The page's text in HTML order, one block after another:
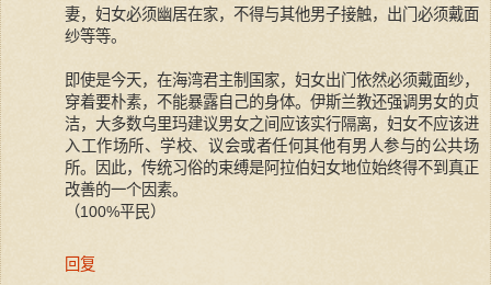
妻，妇女必须幽居在家，不得与其他男子接触，出门必须戴面
纱等等。
即使是今天，在海湾君主制国家，妇女出门依然必须戴面纱，
穿着要朴素，不能暴露自己的身体。伊斯兰教还强调男女的贞
洁，大多数乌里玛建议男女之间应该实行隔离，妇女不应该进
入工作场所、学校、议会或者任何其他有男人参与的公共场
所。因此，传统习俗的束缚是阿拉伯妇女地位始终得不到真正
改善的一个因素。
（100%平民）
回复